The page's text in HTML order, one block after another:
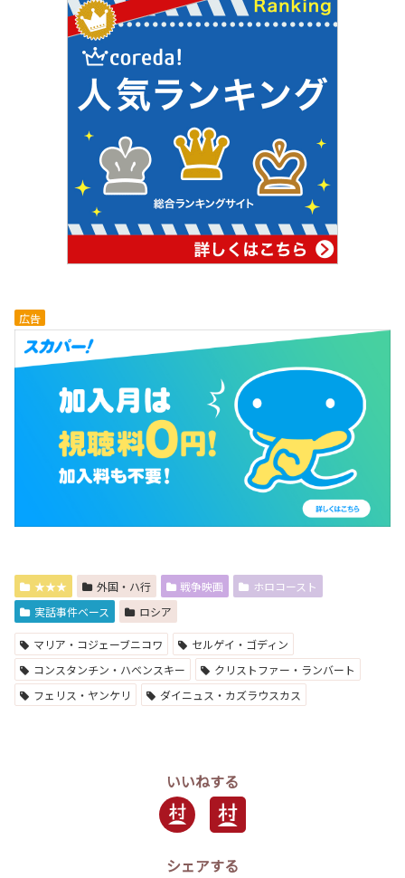
広告
★★★ 外国・ハ行 戦争映画
ホロコースト
実話事件ベース
ロシア
マリア・コジェーブニコワ
セルゲイ・ゴディン
コンスタンチン・ハベンスキー
クリストファー・ランバート
フェリス・ヤンケリ
ダイニュス・カズラウスカス
いいねする
シェアする